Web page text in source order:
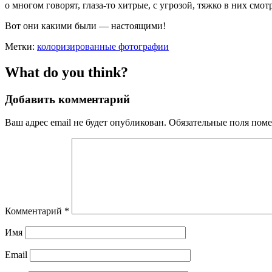
о многом говорят, глаза-то хитрые, с угрозой, тяжко в них
Вот они какими были — настоящими!
Метки: колоризированные фотографии
What do you think?
Добавить комментарий
Ваш адрес email не будет опубликован. Обязательные поля
Комментарий *
Имя
Email